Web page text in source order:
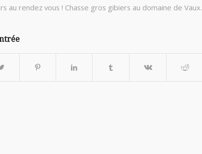
au rendez vous ! Chasse gros gibiers au domaine de Vaux.